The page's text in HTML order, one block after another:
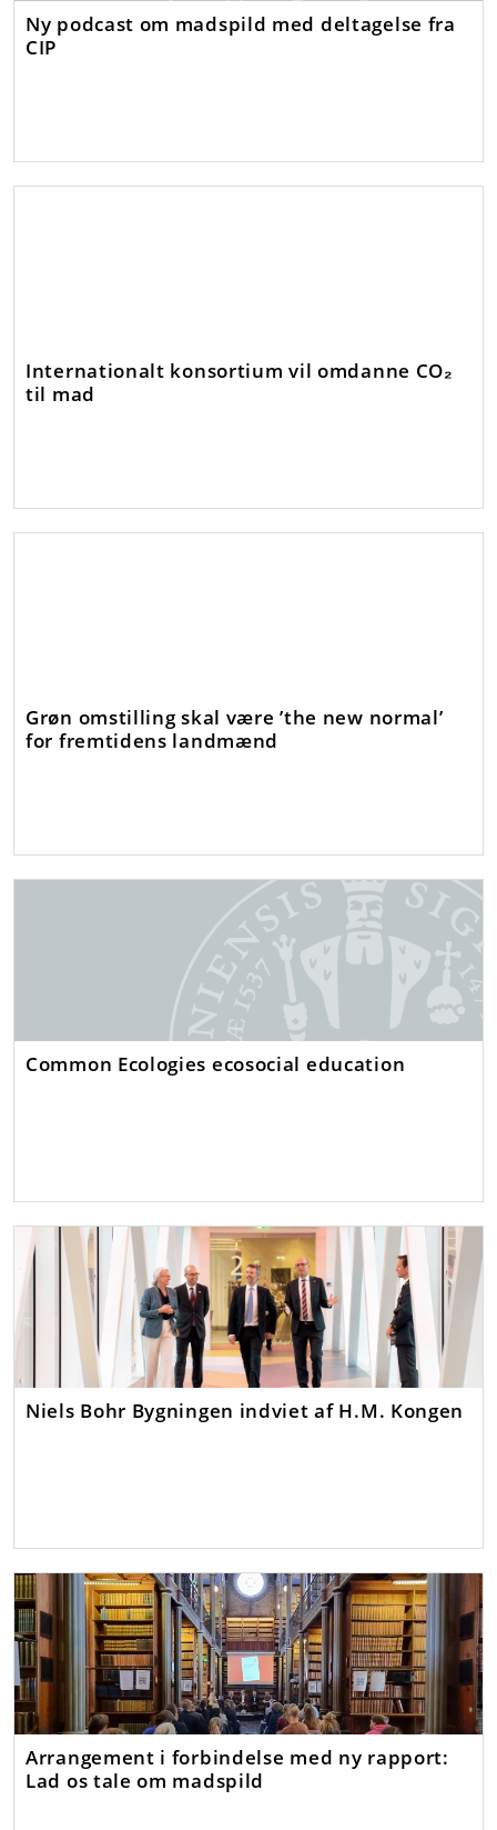
Ny podcast om madspild med deltagelse fra
CIP
Internationalt konsortium vil omdanne CO₂
til mad
Grøn omstilling skal være ’the new normal’
for fremtidens landmænd
Common Ecologies ecosocial education
Niels Bohr Bygningen indviet af H.M. Kongen
Arrangement i forbindelse med ny rapport:
Lad os tale om madspild